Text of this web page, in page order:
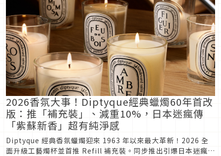
2026香氛大事！Diptyque經典蠟燭60年首改
版：推「補充裝」、減重10%，日本迷瘋傳
「紫蘇新香」超有純淨感
Diptyque 經典香氛蠟燭迎來 1963 年以來最大革新！2026 全
面升級工藝燭杯並首推 Refill 補充裝。同步推出引爆日本迷瘋傳